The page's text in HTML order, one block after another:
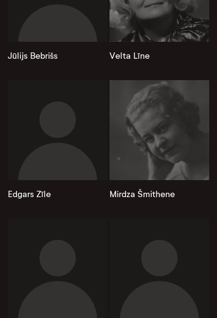
Jūlijs Bebrišs Velta Līne
Edgars Zīle Mirdza Šmithene